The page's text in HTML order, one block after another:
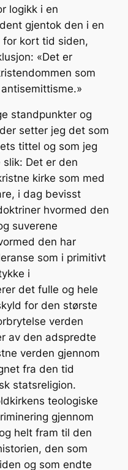
logikk i en
gjentok den i en
for kort tid siden,
«Det er
som
standpunkter og
setter jeg det som
tittel og som jeg
Det er den
kirke som med
i dag bevisst
hvormed den
suverene
den har
som i primitivt
i
det fulle og hele
for den største
verden
av den adspredte
verden gjennom
fra den tid
statsreligion.
teologiske
gjennom
helt fram til den
den som
og som endte